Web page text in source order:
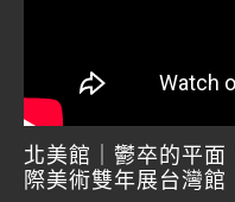
北美館｜鬱卒的平面
際美術雙年展台灣館